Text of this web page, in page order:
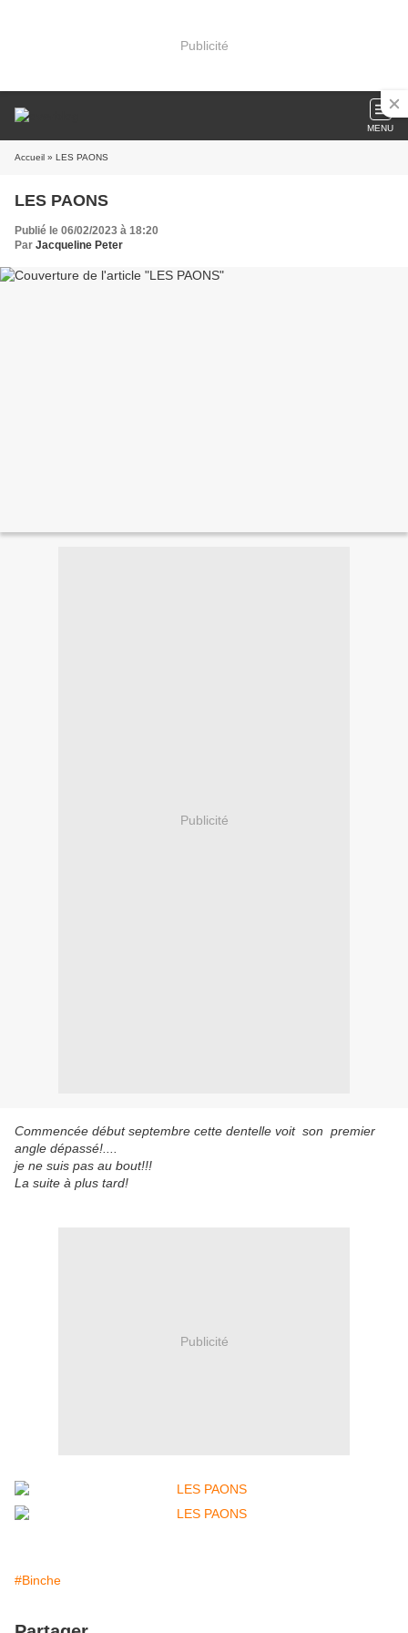
Publicité
MENU
Accueil » LES PAONS
LES PAONS
Publié le 06/02/2023 à 18:20
Par Jacqueline Peter
Publicité
Commencée début septembre cette dentelle voit son premier
angle dépassé!....
je ne suis pas au bout!!!
La suite à plus tard!
Publicité
#Binche